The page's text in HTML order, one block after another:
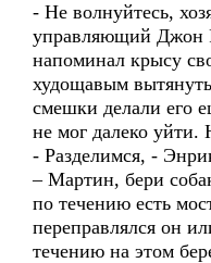
- Не волнуйтесь,
управляющий Джон
напоминал крысу
худощавым
смешки делали его
не мог далеко уйти.
- Разделимся, -
– Мартин, бери
по течению есть
переправлялся он
течению на этом